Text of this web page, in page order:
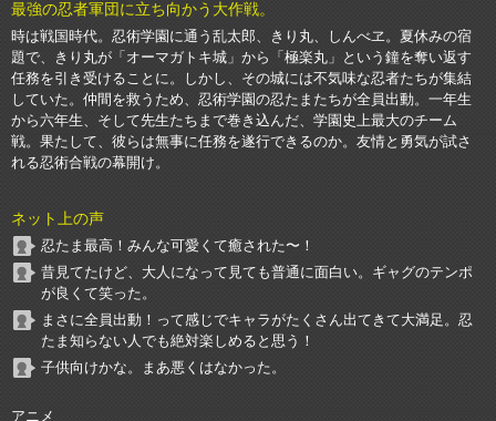
最強の忍者軍団に立ち向かう大作戦。
時は戦国時代。忍術学園に通う乱太郎、きり丸、しんべヱ。夏休みの宿
題で、きり丸が「オーマガトキ城」から「極楽丸」という鐘を奪い返す
任務を引き受けることに。しかし、その城には不気味な忍者たちが集結
していた。仲間を救うため、忍術学園の忍たまたちが全員出動。一年生
から六年生、そして先生たちまで巻き込んだ、学園史上最大のチーム
戦。果たして、彼らは無事に任務を遂行できるのか。友情と勇気が試さ
れる忍術合戦の幕開け。
ネット上の声
忍たま最高！みんな可愛くて癒された〜！
昔見てたけど、大人になって見ても普通に面白い。ギャグのテンポ
が良くて笑った。
まさに全員出動！って感じでキャラがたくさん出てきて大満足。忍
たま知らない人でも絶対楽しめると思う！
子供向けかな。まあ悪くはなかった。
アニメ